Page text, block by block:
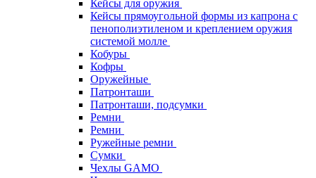
Кейсы для оружия
Кейсы прямоугольной формы из капрона с
пенополиэтиленом и креплением оружия
системой молле
Кобуры
Кофры
Оружейные
Патронташи
Патронташи, подсумки
Ремни
Ремни
Ружейные ремни
Сумки
Чехлы GAMO